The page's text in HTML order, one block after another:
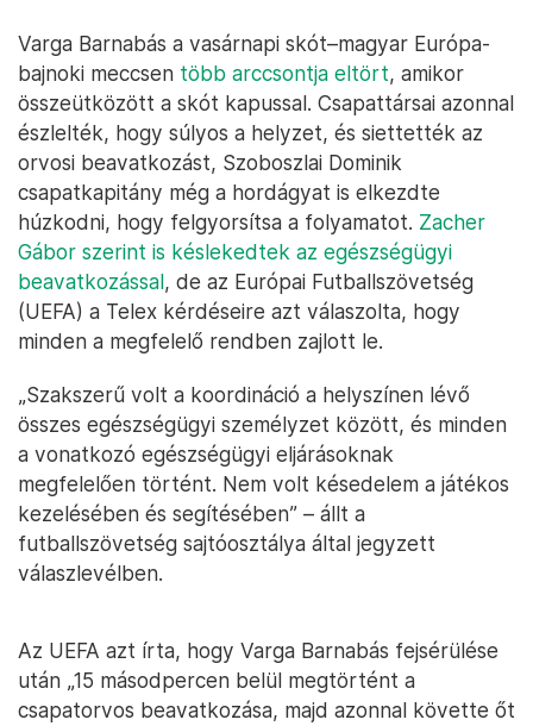
Varga Barnabás a vasárnapi skót–magyar Európa-
bajnoki meccsen több arccsontja eltört, amikor
összeütközött a skót kapussal. Csapattársai azonnal
észlelték, hogy súlyos a helyzet, és siettették az
orvosi beavatkozást, Szoboszlai Dominik
csapatkapitány még a hordágyat is elkezdte
húzkodni, hogy felgyorsítsa a folyamatot. Zacher
Gábor szerint is késlekedtek az egészségügyi
beavatkozással, de az Európai Futballszövetség
(UEFA) a Telex kérdéseire azt válaszolta, hogy
minden a megfelelő rendben zajlott le.
„Szakszerű volt a koordináció a helyszínen lévő
összes egészségügyi személyzet között, és minden
a vonatkozó egészségügyi eljárásoknak
megfelelően történt. Nem volt késedelem a játékos
kezelésében és segítésében” – állt a
futballszövetség sajtóosztálya által jegyzett
válaszlevélben.
Az UEFA azt írta, hogy Varga Barnabás fejsérülése
után „15 másodpercen belül megtörtént a
csapatorvos beavatkozása, majd azonnal követte őt